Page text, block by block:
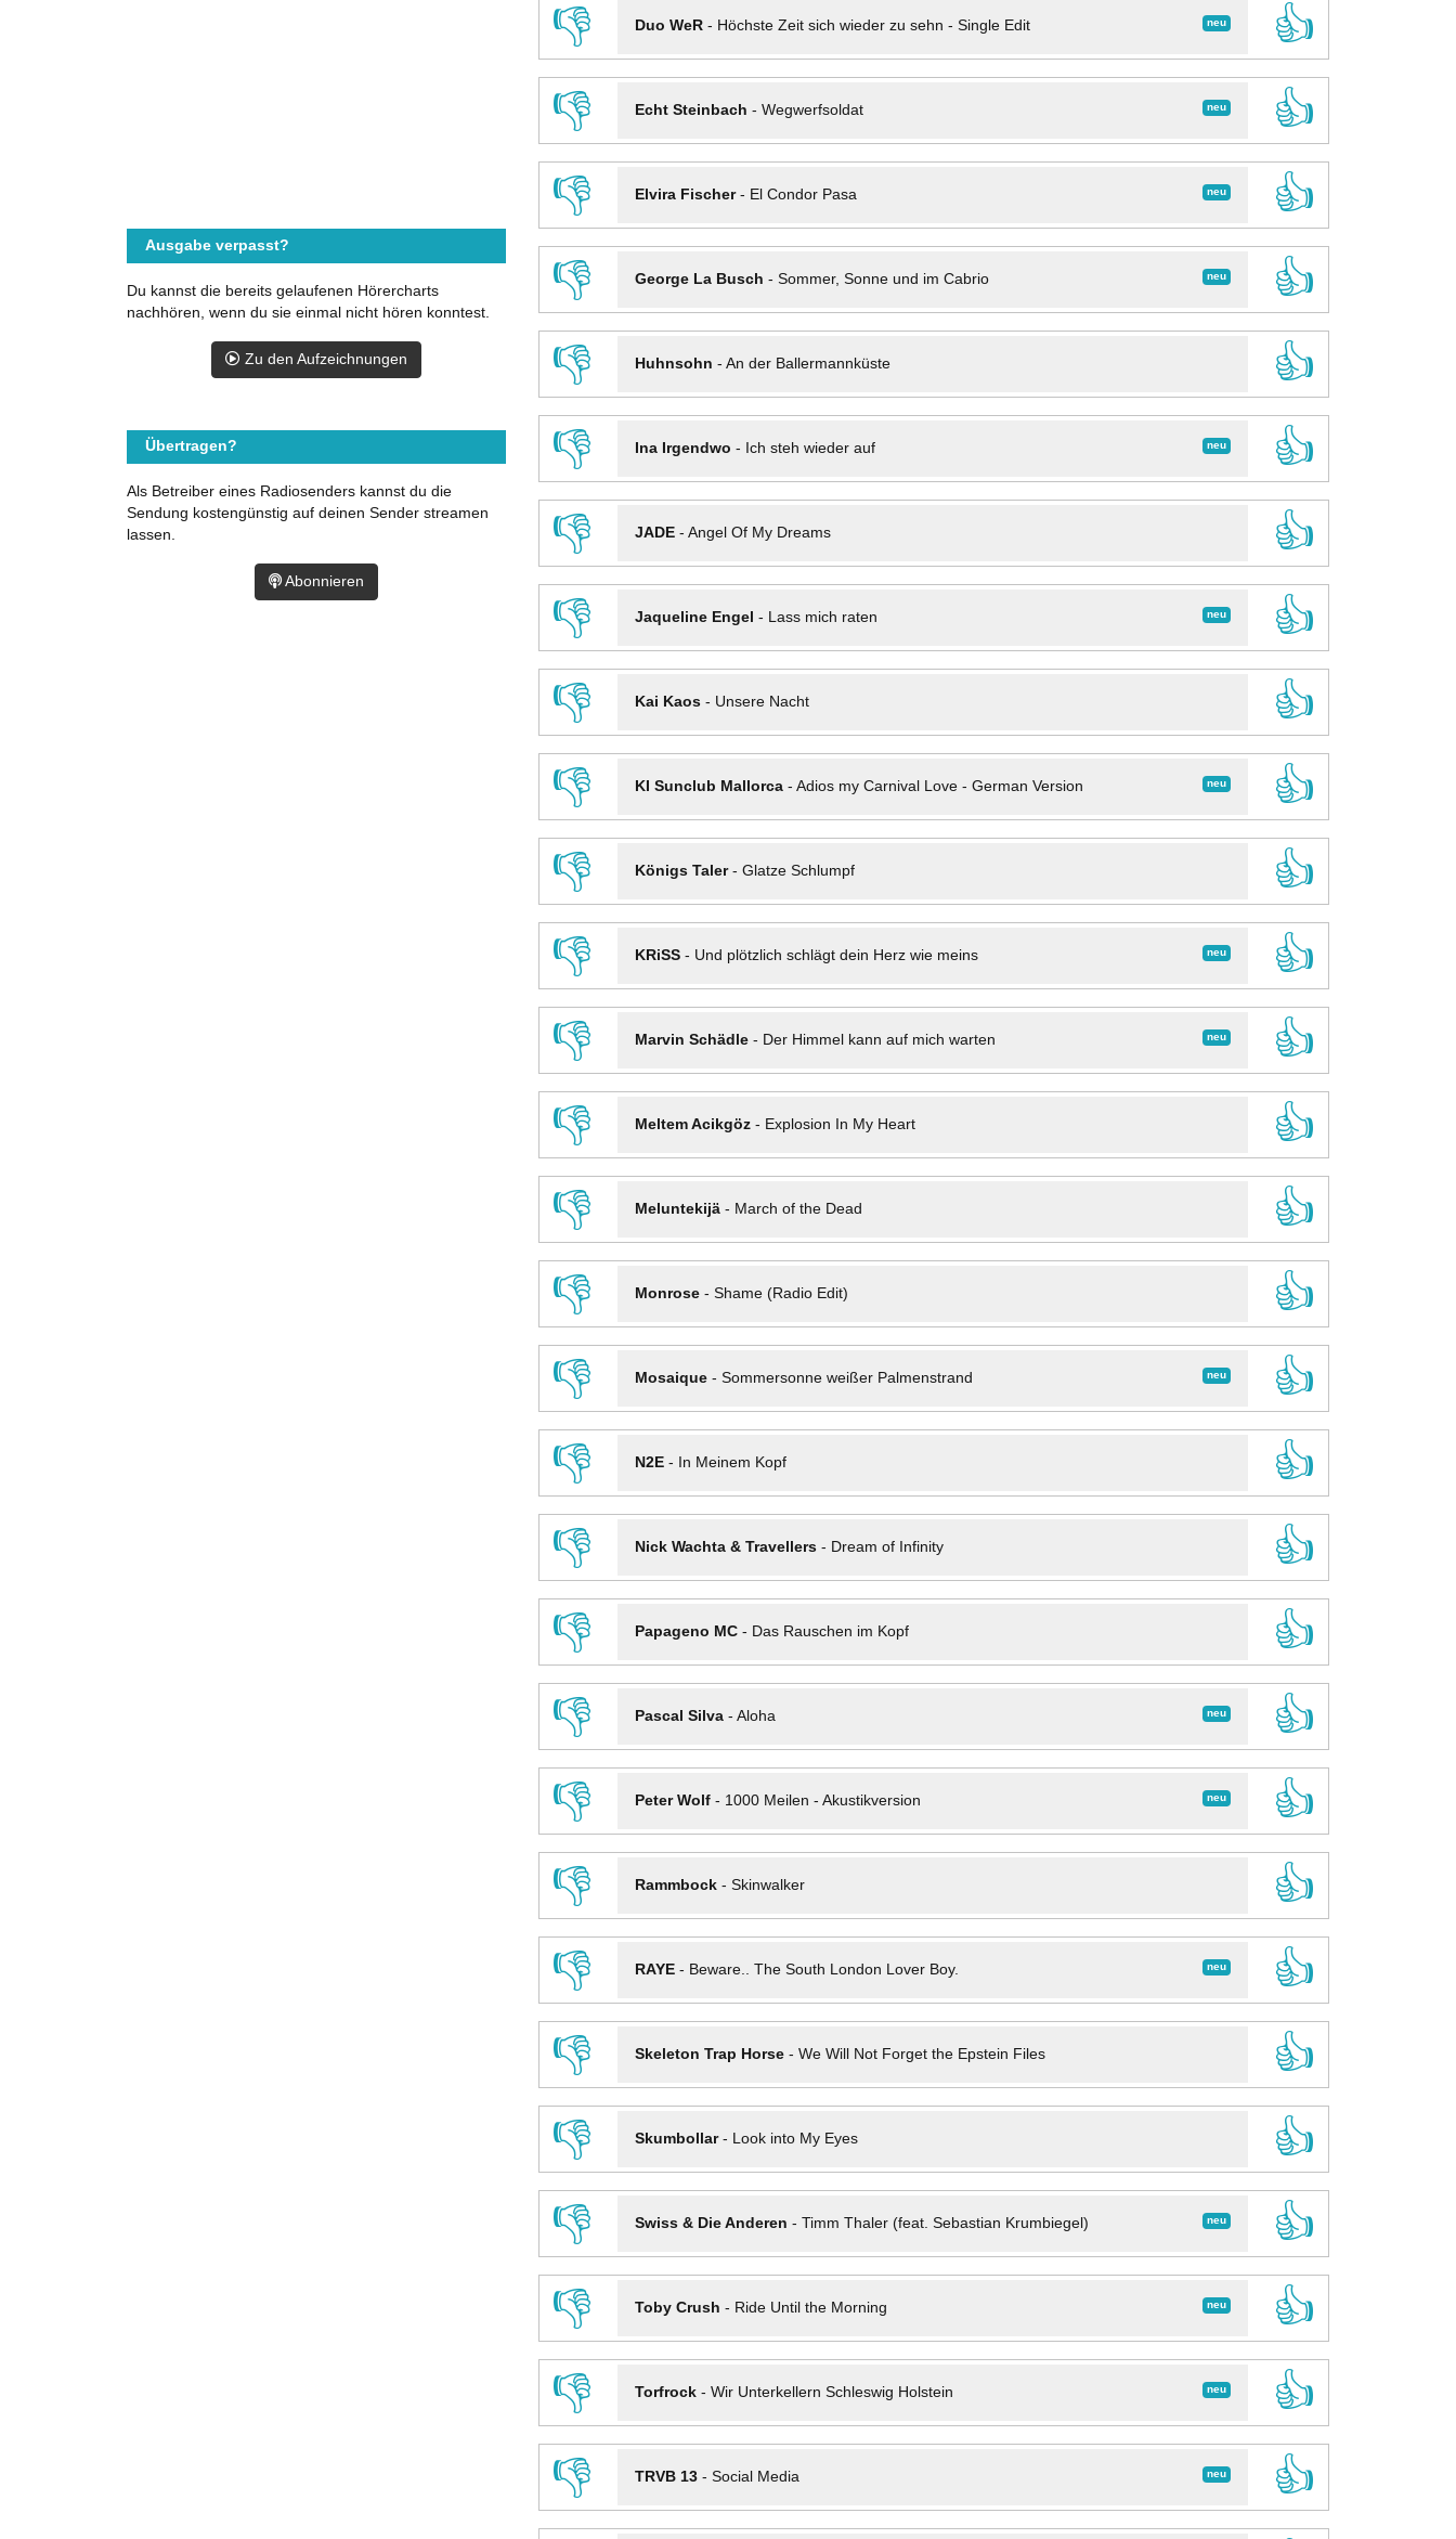
👎
neu
Duo WeR- Höchste Zeit sich wieder zu sehn - Single Edit
👍
👎
neu
Echt Steinbach - Wegwerfsoldat
👍
👎
neu
Elvira Fischer- El Condor Pasa
👍
👎
neu
George La Busch - Sommer, Sonne und im Cabrio
👍
👎
Huhnsohn - An der Ballermannküste
👍
👎
neu
Ina Irgendwo - Ich steh wieder auf
👍
👎
JADE- Angel Of My Dreams
👍
👎
neu
Jaqueline Engel - Lass mich raten
👍
👎
Kai Kaos- Unsere Nacht
👍
👎
neu
KI Sunclub Mallorca- Adios my Carnival Love - German Version
👍
👎
Königs Taler- Glatze Schlumpf
👍
👎
neu
KRiSS- Und plötzlich schlägt dein Herz wie meins
👍
👎
neu
Marvin Schädle- Der Himmel kann auf mich warten
👍
👎
Meltem Acikgöz- Explosion In My Heart
👍
👎
Meluntekijä- March of the Dead
👍
👎
Monrose- Shame (Radio Edit)
👍
👎
neu
Mosaique- Sommersonne weißer Palmenstrand
👍
👎
N2E- In Meinem Kopf
👍
👎
Nick Wachta & Travellers- Dream of Infinity
👍
👎
Papageno MC- Das Rauschen im Kopf
👍
👎
neu
Pascal Silva- Aloha
👍
👎
neu
Peter Wolf- 1000 Meilen - Akustikversion
👍
👎
Rammbock- Skinwalker
👍
👎
neu
RAYE- Beware.. The South London Lover Boy.
👍
👎
Skeleton Trap Horse- We Will Not Forget the Epstein Files
👍
👎
Skumbollar- Look into My Eyes
👍
👎
neu
Swiss & Die Anderen - Timm Thaler (feat. Sebastian Krumbiegel)
👍
👎
neu
Toby Crush - Ride Until the Morning
👍
👎
neu
Torfrock- Wir Unterkellern Schleswig Holstein
👍
👎
neu
TRVB 13- Social Media
👍
Ausgabe verpasst?
Du kannst die bereits gelaufenen Hörercharts
nachhören, wenn du sie einmal nicht hören konntest.
Zu den Aufzeichnungen
Übertragen?
Als Betreiber eines Radiosenders kannst du die
Sendung kostengünstig auf deinen Sender streamen
lassen.
Abonnieren